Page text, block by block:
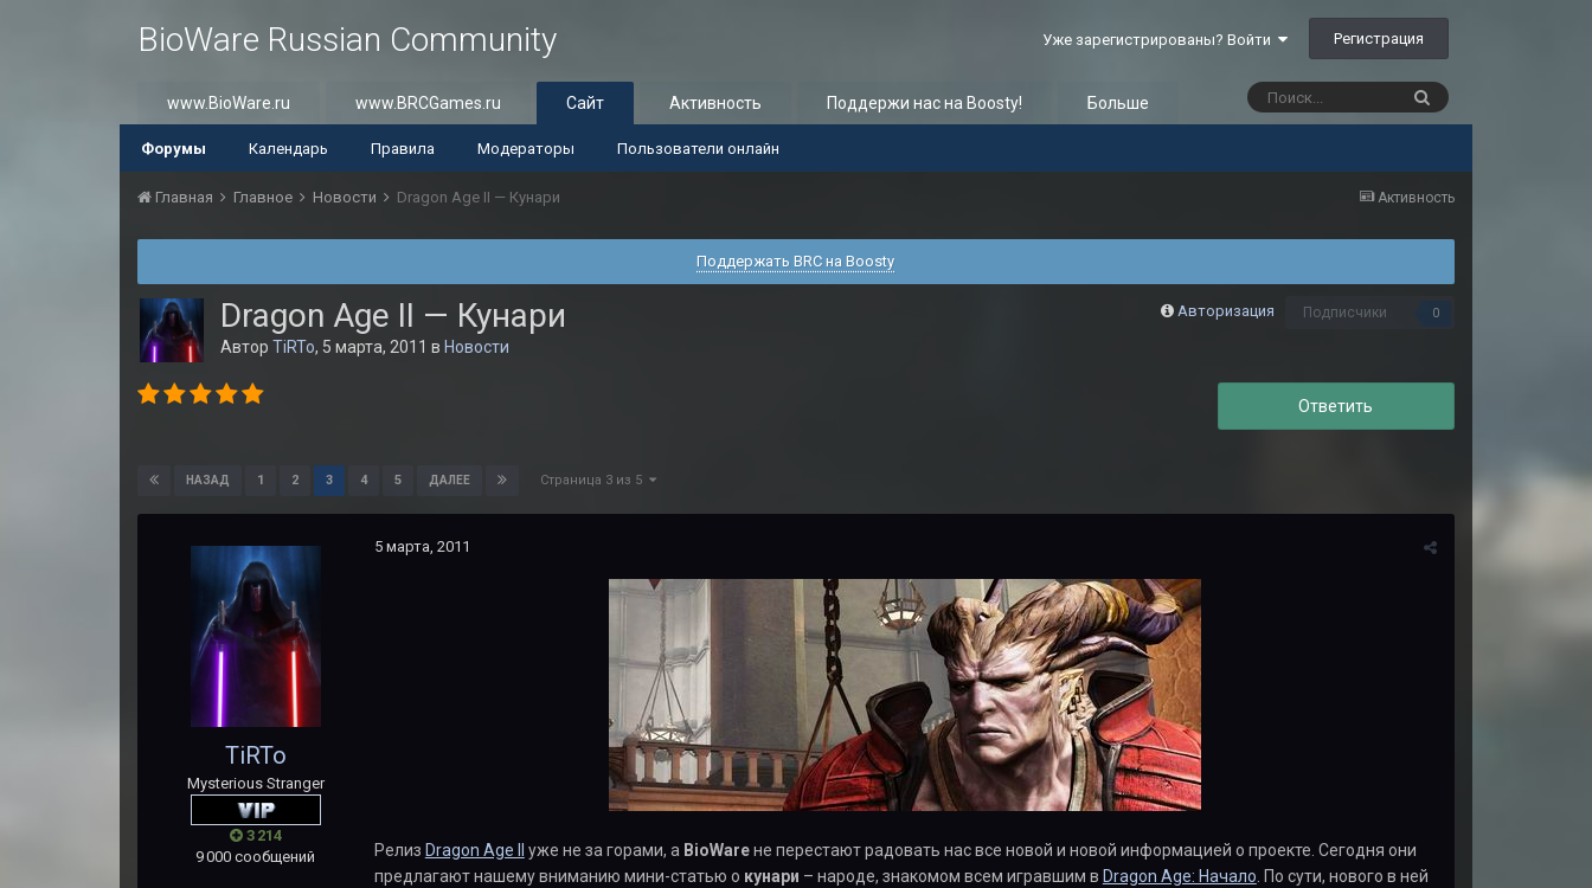
BioWare Russian Community Уже зарегистрированы? Войти Регистрация
www.BioWare.ru www.BRCGames.ru Сайт
Форумы Календарь Правила Модераторы Пользователи онлайн
Активность Поддержи нас на Boosty! Больше
Активность
Главная Главное Новости Dragon Age II — Кунари
Поддержать BRC на Boosty
Авторизация Подписчики 0
Dragon Age II — Кунари
Автор TiRTo, 5 марта, 2011 в Новости
Ответить
НАЗАД 1 2 3 4 5 ДАЛЕЕ Страница 3 из 5
TiRTo
Mysterious Stranger
3 214
9 000 сообщений
5 марта, 2011
Релиз Dragon Age II уже не за горами, а BioWareне перестают радовать нас все новой и новой информацией о проекте. Сегодня они
предлагают нашему вниманию мини-статью о кунари – народе, знакомом всем игравшим в Dragon Age: Начало . По сути, нового в ней